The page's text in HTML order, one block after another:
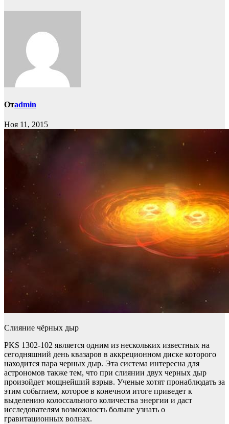
Отadmin
Ноя 11, 2015
Слияние чёрных дыр
PKS 1302-102 является одним из нескольких известных на
сегодняшний день квазаров в аккреционном диске которого
находится пара черных дыр. Эта система интересна для
астрономов также тем, что при слиянии двух черных дыр
произойдет мощнейший взрыв. Ученые хотят пронаблюдать за
этим событием, которое в конечном итоге приведет к
выделению колоссального количества энергии и даст
исследователям возможность больше узнать о
гравитационных волнах.